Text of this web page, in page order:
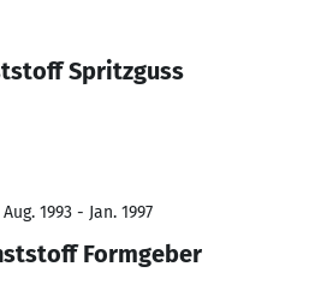
Spritzguss
1993 - Jan. 1997
Formgeber